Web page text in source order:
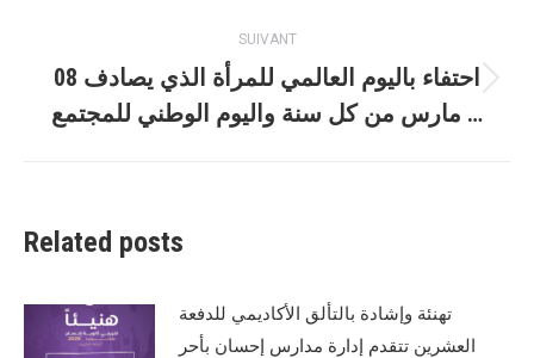
SUIVANT
Article
suivant
احتفاء باليوم العالمي للمرأة الذي يصادف 08
مارس من كل سنة واليوم الوطني للمجتمع …
Related posts
تهنئة وإشادة بالتألق الأكاديمي للدفعة
العشرين تتقدم إدارة مدارس إحسان بأحر